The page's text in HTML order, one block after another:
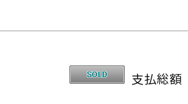
支払総額